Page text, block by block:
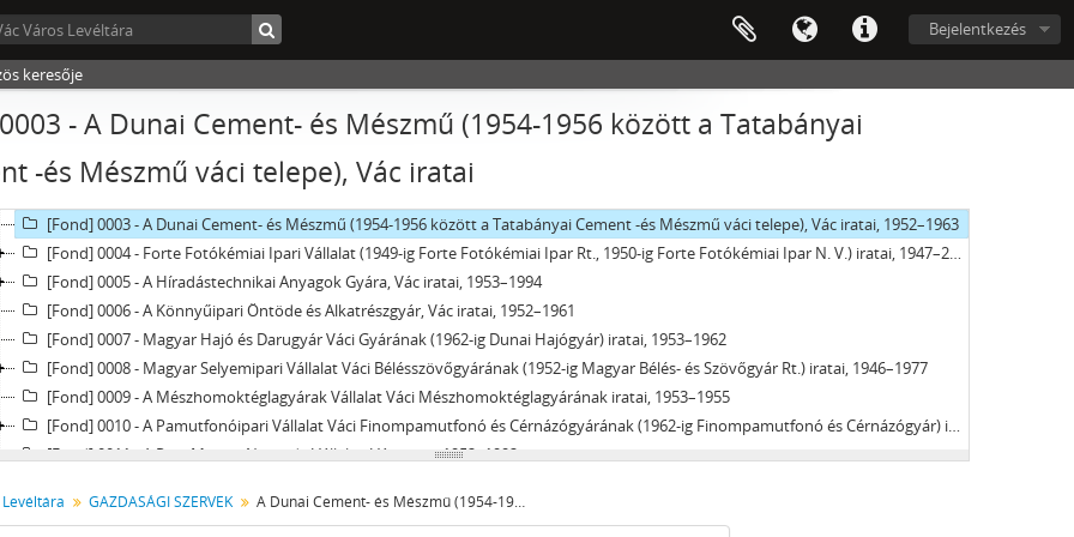
Bejelentkezés
keresője
- A Dunai Cement- és Mészmű (1954-1956 között a Tatabányai
-és Mészmű váci telepe), Vác iratai
[fondfőcsoport] XVI - A NÉPKÖZTÁRSASÁG ÉS A TANÁCSKÖZTÁRSASÁG FORRADALMI SZERVEI, 1919
[fondfőcsoport] XVII - NÉPHATALMI ÉS KÜLÖNLEGES FELADATOKRA LÉTREJÖTT BIZOTTSÁGOK, 1945–1990
[fondfőcsoport] XXIII - TANÁCSOK, 1945–1990
[fondfőcsoport] XXIV - AZ ÁLLAMIGAZGATÁS TERÜLETI SZERVEI, 1952–1991
[fondfőcsoport] XXIX - GAZDASÁGI SZERVEK, 1946–2010
[Fond] 0001 - Az Alumínium és Horganyfeldolgozó Vállalat, Vác iratai, 1952–1953
[Fond] 0002 - A Duna-Mix Kft. (1976-ig Dunai Gombgyár, 1993-ig Dunai Tömegcikkipari Vállalat), Vác iratai, 1950–1998
[Fond] 0003 - A Dunai Cement- és Mészmű (1954-1956 között a Tatabányai Cement -és Mészmű váci telepe), Vác iratai, 1952–1963
[Fond] 0004 - Forte Fotókémiai Ipari Vállalat (1949-ig Forte Fotókémiai Ipar Rt., 1950-ig Forte Fotókémiai Ipar N. V.) iratai, 1947–2007
[Fond] 0005 - A Híradástechnikai Anyagok Gyára, Vác iratai, 1953–1994
[Fond] 0006 - A Könnyűipari Öntöde és Alkatrészgyár, Vác iratai, 1952–1961
[Fond] 0007 - Magyar Hajó és Darugyár Váci Gyárának (1962-ig Dunai Hajógyár) iratai, 1953–1962
[Fond] 0008 - Magyar Selyemipari Vállalat Váci Bélésszövőgyárának (1952-ig Magyar Bélés- és Szövőgyár Rt.) iratai, 1946–1977
[Fond] 0009 - A Mészhomoktéglagyárak Vállalat Váci Mészhomoktéglagyárának iratai, 1953–1955
[Fond] 0010 - A Pamutfonóipari Vállalat Váci Finompamutfonó és Cérnázógyárának (1962-ig Finompamutfonó és Cérnázógyár) iratai, 1950–1989
[Fond] 0011 - A Pest Megyei Nyomda Vállalat, Vác iratai, 1952–1992
[Fond] 0013 - A Pest-Nógrád Megyei Állatforgalmi és Húsipari Vállalat Váci Gyárának (1964-ig Váci Húsipari Vállalat, 1968-ig Pest-Nógrád Megyei Húsipari Vállalat) iratai, 1950–1992
GAZDASÁGI SZERVEK A Dunai Cement- és Mészmű (1954-1956 között a Tatabányai Cement -és Mészmű váci telepe), Vác iratai